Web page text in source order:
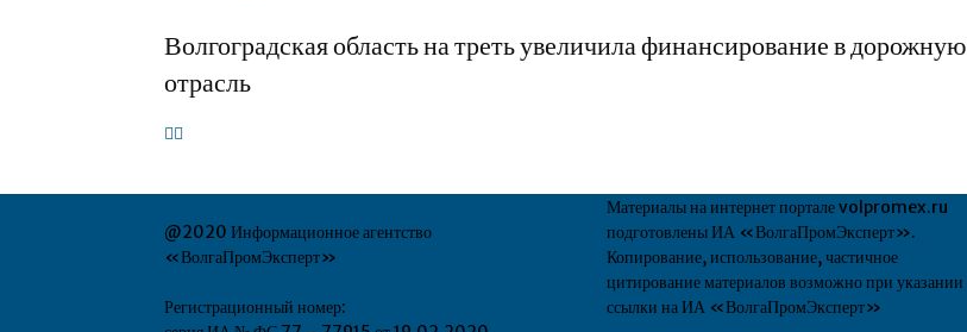
Волгоградская область на треть увеличила финансирование в дорожную
отрасль
@2020 Информационное агентство
«ВолгаПромЭксперт»
Регистрационный номер:
Материалы на интернет портале volpromex.ru
подготовлены ИА «ВолгаПромЭксперт».
Копирование, использование, частичное
цитирование материалов возможно при указании
ссылки на ИА «ВолгаПромЭксперт»